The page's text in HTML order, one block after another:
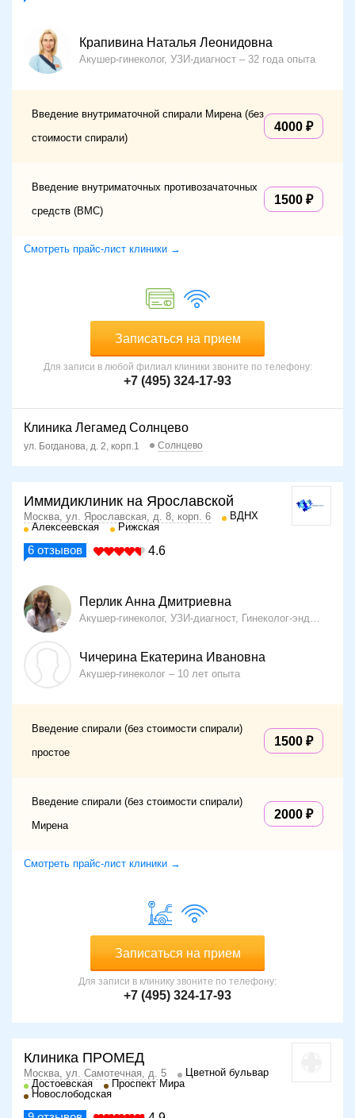
Крапивина Наталья Леонидовна
Акушер-гинеколог, УЗИ-диагност 32 года опыта
Введение внутриматочной спирали Мирена (без
стоимости спирали)
4000
Введение внутриматочных противозачаточных
средств (ВМС)
1500
Смотреть прайс-лист клиники →
Записаться на прием
Для записи в любой филиал клиники звоните по телефону:
+7 (495) 324-17-93
Клиника Легамед Солнцево
ул. Богданова, д. 2, корп.1 Солнцево
Иммидиклиник на Ярославской
Москва, ул. Ярославская, д. 8, корп. 6
ВДНХ
Алексеевская
Рижская
6 отзывов 4.6
Перлик Анна Дмитриевна
Акушер-гинеколог, УЗИ-диагност, Гинеколог-эндокринолог
Чичерина Екатерина Ивановна
Акушер-гинеколог 10 лет опыта
Введение спирали (без стоимости спирали)
простое
1500
Введение спирали (без стоимости спирали)
Мирена
2000
Смотреть прайс-лист клиники →
Записаться на прием
Для записи в клинику звоните по телефону:
+7 (495) 324-17-93
Клиника ПРОМЕД
Москва, ул. Самотечная, д. 5
Цветной бульвар
Достоевская
Проспект Мира
Новослободская